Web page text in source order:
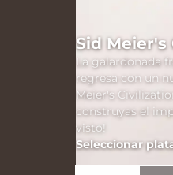
Sid
La galardonada
regresa con un
Meier's
construyas el
visto!
Seleccionar